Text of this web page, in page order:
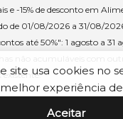
site usa cookies no
experiência
Aceitar
e -15% de desconto em
de 01/08/2026 a 31/08/
até 50%": 1 agosto a 31
existente.